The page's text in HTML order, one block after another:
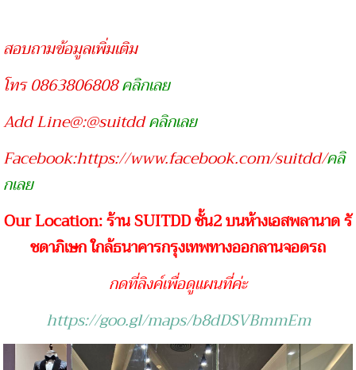
สอบถามข้อมูลเพิ่มเติม
โทร 0863806808คลิกเลย
Add Line@:@suitddคลิกเลย
Facebook:https://www.facebook.com/suitdd/คลิ
กเลย
Our Location: ร้าน SUITDD ชั้น2 บนห้างเอสพลานาด รั
ชดาภิเษก ใกล้ธนาคารกรุงเทพทางออกลานจอดรถ
กดที่ลิงค์เพื่อดูแผนที่ค่ะ
https://goo.gl/maps/b8dDSVBmmEm